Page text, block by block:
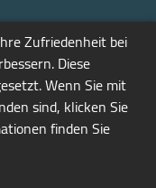
Zufriedenheit bei
Diese
Wenn Sie mit
sind, klicken Sie
finden Sie